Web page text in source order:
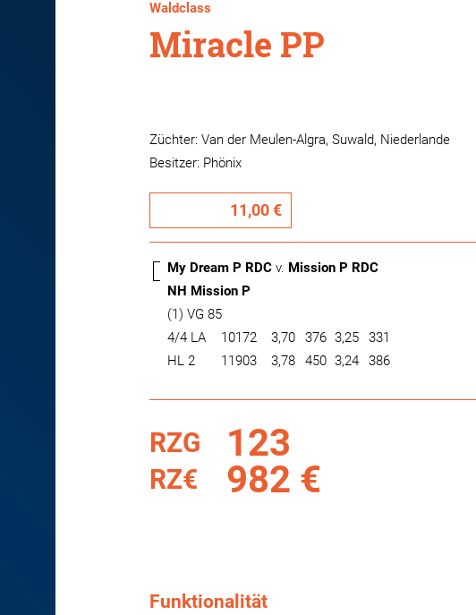
Waldclass
Miracle PP
Züchter: Van der Meulen-Algra, Suwald, Niederlande
Besitzer: Phönix
11,00 €
My Dream P RDC v. Mission P RDC
NH Mission P
(1) VG 85
4/4 LA
10172 3,70 376 3,25
331
HL 2
11903 3,78 450 3,24 386
RZG 123
RZ€ 982 €
Funktionalität